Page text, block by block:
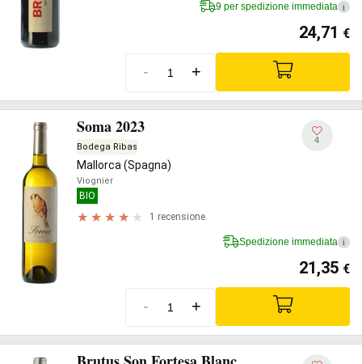
9 per spedizione immediata i
24,71 €
- +
Soma 2023
Bodega Ribas
Mallorca (Spagna)
Viognier
BIO
1 recensione
4
Spedizione immediata i
21,35 €
- +